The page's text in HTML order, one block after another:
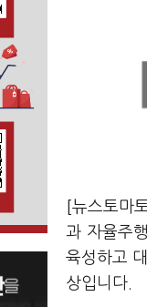
[뉴스토마
과 자율주
육성하고
상입니다.